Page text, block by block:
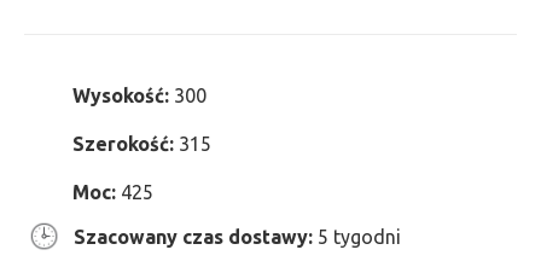
Wysokość: 300
Szerokość: 315
Moc: 425
Szacowany czas dostawy: 5 tygodni